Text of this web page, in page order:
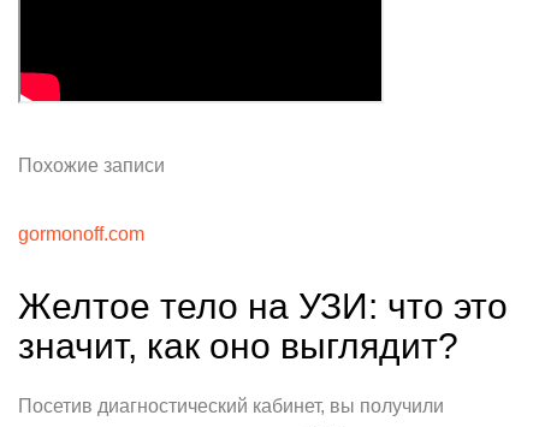
Похожие записи
gormonoff.com
Желтое тело на УЗИ: что это
значит, как оно выглядит?
Посетив диагностический кабинет, вы получили